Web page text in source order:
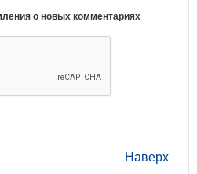
о новых комментариях
Наверх